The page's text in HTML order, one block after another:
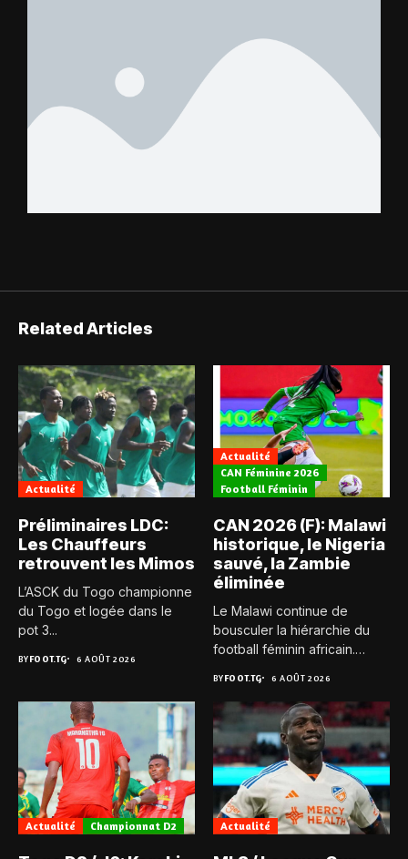
Related Articles
Actualité
Préliminaires LDC:
Les Chauffeurs
retrouvent les Mimos
L’ASCK du Togo championne
du Togo et logée dans le
pot 3...
BYFOOT.TG 6 AOÛT 2026
Actualité
CAN Féminine 2026
Football Féminin
CAN 2026 (F): Malawi
historique, le Nigeria
sauvé, la Zambie
éliminée
Le Malawi continue de
bousculer la hiérarchie du
football féminin africain.
BYFOOT.TG 6 AOÛT 2026
Actualité Championnat D2 Actualité